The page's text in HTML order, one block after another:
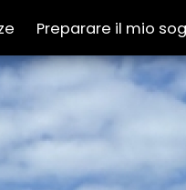
Preparare il mio